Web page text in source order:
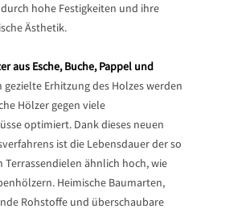
hohe Festigkeiten und ihre
Ästhetik.
aus Esche, Buche, Pappel und
gezielte Erhitzung des Holzes werden
Hölzer gegen viele
optimiert. Dank dieses neuen
ist die Lebensdauer der so
Terrassendielen ähnlich hoch, wie
Heimische Baumarten,
Rohstoffe und überschaubare